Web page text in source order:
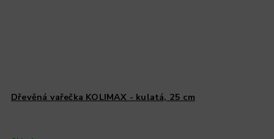
Dřevěná vařečka KOLIMAX - kulatá, 25 cm